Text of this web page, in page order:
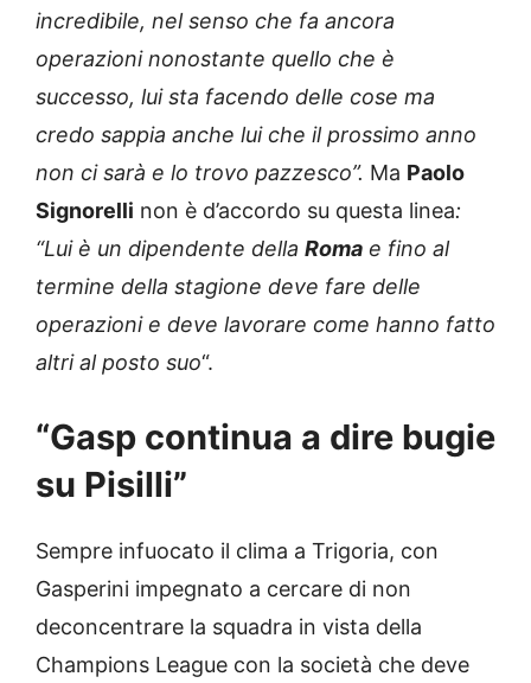
incredibile, nel senso che fa ancora
operazioni nonostante quello che è
successo, lui sta facendo delle cose ma
credo sappia anche lui che il prossimo anno
non ci sarà e lo trovo pazzesco”. Ma Paolo
Signorelli non è d’accordo su questa linea:
“Lui è un dipendente della Roma e fino al
termine della stagione deve fare delle
operazioni e deve lavorare come hanno fatto
altri al posto suo“.
“Gasp continua a dire bugie
su Pisilli”
Sempre infuocato il clima a Trigoria, con
Gasperini impegnato a cercare di non
deconcentrare la squadra in vista della
Champions League con la società che deve